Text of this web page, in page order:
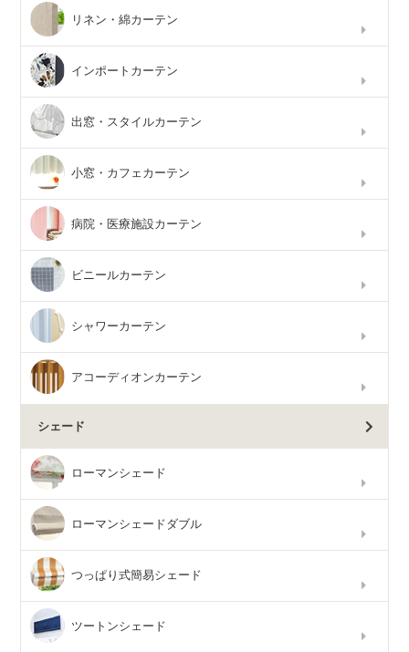
リネン・綿カーテン
インポートカーテン
出窓・スタイルカーテン
小窓・カフェカーテン
病院・医療施設カーテン
ビニールカーテン
シャワーカーテン
アコーディオンカーテン
シェード
ローマンシェード
ローマンシェードダブル
つっぱり式簡易シェード
ツートンシェード